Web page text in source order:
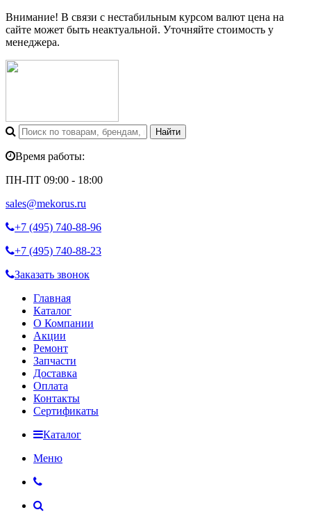
Внимание! В связи с нестабильным курсом валют цена на
сайте может быть неактуальной. Уточняйте стоимость у
менеджера.
Время работы:
ПН-ПТ 09:00 - 18:00
sales@mekorus.ru
+7 (495) 740-88-96
+7 (495) 740-88-23
Заказать звонок
Главная
Каталог
О Компании
Акции
Ремонт
Запчасти
Доставка
Оплата
Контакты
Сертификаты
Каталог
Меню